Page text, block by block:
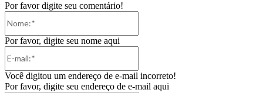
Por favor digite seu comentário!
Por favor, digite seu nome aqui
Você digitou um endereço de e-mail incorreto!
Por favor, digite seu endereço de e-mail aqui